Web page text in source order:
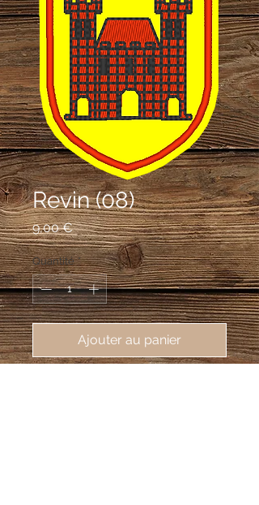
Revin (08)
9,00 €Prix
Quantité *
Ajouter au panier